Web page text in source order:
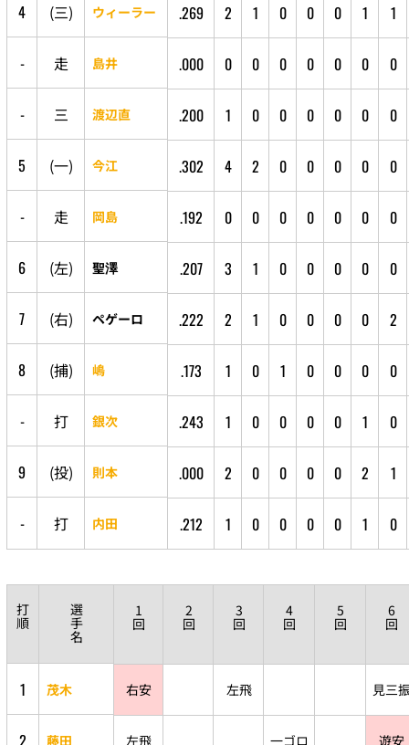
4 (三) ウィーラー .269 2 1 0 0 0 1 1
- 走 島井 .000 0 0 0 0 0 0 0
- 三 渡辺直 .200 1 0 0 0 0 0 0
5 (一) 今江 .302 4 2 0 0 0 0 0
- 走 岡島 .192 0 0 0 0 0 0 0
6 (左) 聖澤 .207 3 1 0 0 0 0 0
7 (右) ペゲーロ .222 2 1 0 0 0 0 2
8 (捕) 嶋 .173 1 0 1 0 0 0 0
- 打 銀次 .243 1 0 0 0 0 1 0
9 (投) 則本 .000 2 0 0 0 0 2 1
- 打 内田 .212 1 0 0 0 0 1 0
打
順
選
手
名
1
回
2
回
3
回
4
回
5
回
6
回
1 茂木 右安 左飛 見三
2 藤田 左飛 一ゴロ 遊安